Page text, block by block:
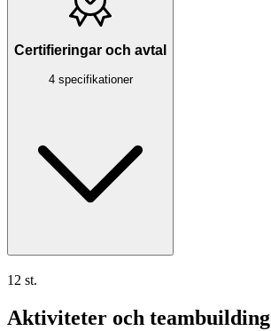
Certifieringar och avtal
4 specifikationer
12 st.
Aktiviteter och teambuilding